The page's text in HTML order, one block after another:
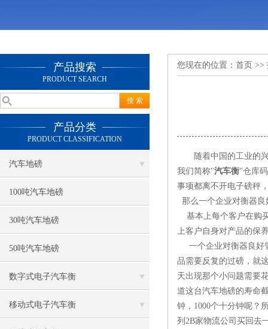
产品搜索
PRODUCT SEARCH
产品分类
PRODUCT CLASSIFICATION
汽车地磅
100吨汽车地磅
30吨汽车地磅
50吨汽车地磅
数字式电子汽车衡
移动式电子汽车衡
您现在的位置： 首页 >>
随着中国的工业的兴
我们简称"汽车衡"仓库
事项都离不开电子磅秤
那么一个企业对衡器
基本上每个客户在购
上客户自身对产品的保
一个企业对衡器良好
品需要反复的过磅，就
天出现那个小问题需要
道这台汽车地磅的寿命
钟，1000个十分钟呢？
列2B家物流公司买回去